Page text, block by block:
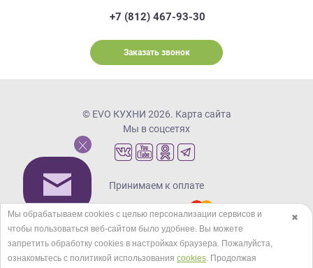
+7 (812) 467-93-30
Заказать звонок
© EVO КУХНИ 2026. Карта сайта
Мы в соцсетях
Принимаем к оплате
Кредиты и рассрочка
✖
Мы обрабатываем cookies с целью персонализации сервисов и
чтобы пользоваться веб-сайтом было удобнее. Вы можете
запретить обработку сookies в настройках браузера. Пожалуйста,
ознакомьтесь с политикой использования cookies. Продолжая